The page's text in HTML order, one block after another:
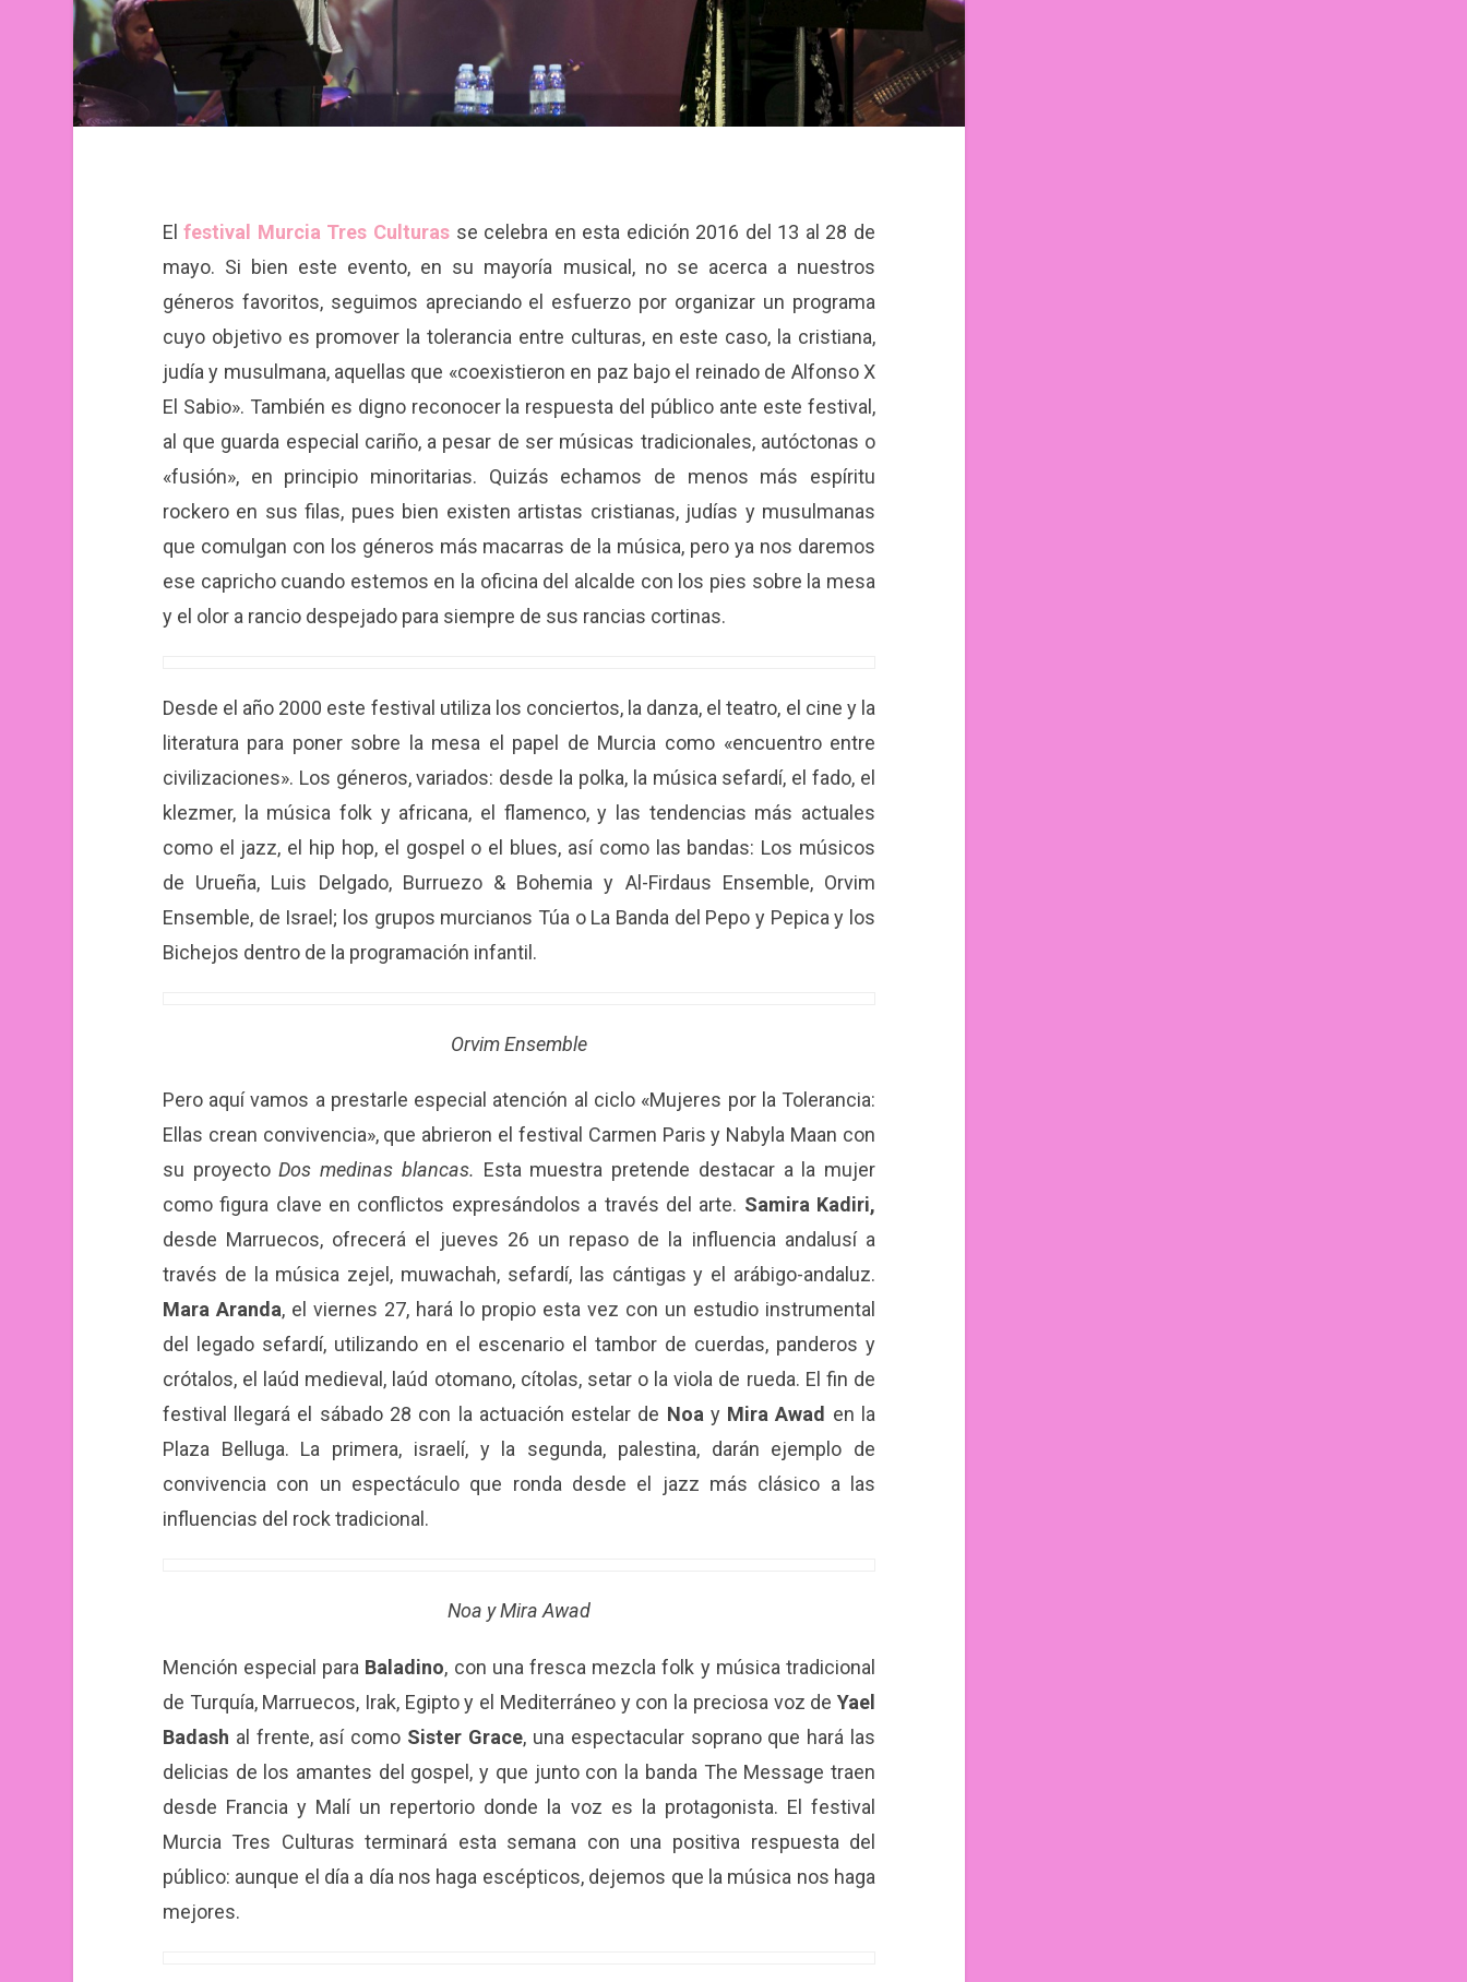
El festival Murcia Tres Culturas se celebra en esta edición 2016 del 13 al 28 de
mayo. Si bien este evento, en su mayoría musical, no se acerca a nuestros
géneros favoritos, seguimos apreciando el esfuerzo por organizar un programa
cuyo objetivo es promover la tolerancia entre culturas, en este caso, la cristiana,
judía y musulmana, aquellas que «coexistieron en paz bajo el reinado de Alfonso X
El Sabio». También es digno reconocer la respuesta del público ante este festival,
al que guarda especial cariño, a pesar de ser músicas tradicionales, autóctonas o
«fusión», en principio minoritarias. Quizás echamos de menos más espíritu
rockero en sus filas, pues bien existen artistas cristianas, judías y musulmanas
que comulgan con los géneros más macarras de la música, pero ya nos daremos
ese capricho cuando estemos en la oficina del alcalde con los pies sobre la mesa
y el olor a rancio despejado para siempre de sus rancias cortinas.
Desde el año 2000 este festival utiliza los conciertos, la danza, el teatro, el cine y la
literatura para poner sobre la mesa el papel de Murcia como «encuentro entre
civilizaciones». Los géneros, variados: desde la polka, la música sefardí, el fado, el
klezmer, la música folk y africana, el flamenco, y las tendencias más actuales
como el jazz, el hip hop, el gospel o el blues, así como las bandas: Los músicos
de Urueña, Luis Delgado, Burruezo & Bohemia y Al-Firdaus Ensemble, Orvim
Ensemble, de Israel; los grupos murcianos Túa o La Banda del Pepo y Pepica y los
Bichejos dentro de la programación infantil.
Orvim Ensemble
Pero aquí vamos a prestarle especial atención al ciclo «Mujeres por la Tolerancia:
Ellas crean convivencia», que abrieron el festival Carmen Paris y Nabyla Maan con
su proyectoDos medinas blancas. Esta muestra pretende destacar a la mujer
como figura clave en conflictos expresándolos a través del arte. Samira Kadiri,
desde Marruecos, ofrecerá el jueves 26 un repaso de la influencia andalusí a
través de la música zejel, muwachah, sefardí, las cántigas y el arábigo-andaluz.
Mara Aranda, el viernes 27, hará lo propio esta vez con un estudio instrumental
del legado sefardí, utilizando en el escenario el tambor de cuerdas, panderos y
crótalos, el laúd medieval, laúd otomano, cítolas, setar o la viola de rueda. El fin de
festival llegará el sábado 28 con la actuación estelar de Noa yMira Awad en la
Plaza Belluga. La primera, israelí, y la segunda, palestina, darán ejemplo de
convivencia con un espectáculo que ronda desde el jazz más clásico a las
influencias del rock tradicional.
Noa y Mira Awad
Mención especial para Baladino, con una fresca mezcla folk y música tradicional
de Turquía, Marruecos, Irak, Egipto y el Mediterráneo y con la preciosa voz deYael
Badash al frente, así como Sister Grace, una espectacular soprano que hará las
delicias de los amantes del gospel, y que junto con la banda The Message traen
desde Francia y Malí un repertorio donde la voz es la protagonista. El festival
Murcia Tres Culturas terminará esta semana con una positiva respuesta del
público: aunque el día a día nos haga escépticos, dejemos que la música nos haga
mejores.